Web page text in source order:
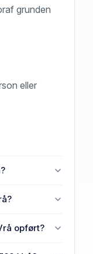
grunden
eller
opført?